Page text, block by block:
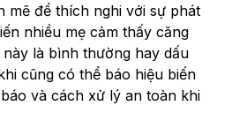
mẽ để thích nghi với sự phát
nhiều mẹ cảm thấy căng
là bình thường hay dấu
cũng có thể báo hiệu biến
và cách xử lý an toàn khi